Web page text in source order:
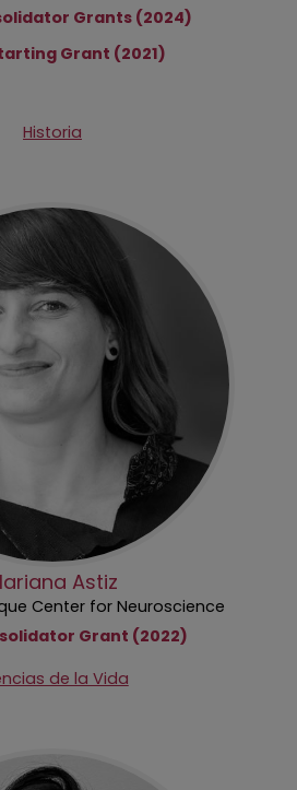
Grants (2024)
Grant (2021)
Historia
Astiz
Center for Neuroscience
Grant (2022)
de la Vida